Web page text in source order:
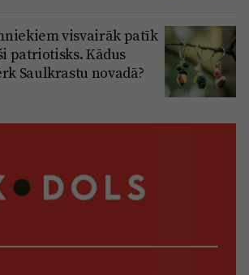
visvairāk patīk
patriotisks. Kādus
Saulkrastu novadā?